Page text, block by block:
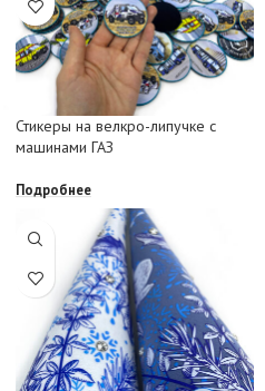
Стикеры на велкро-липучке с
машинами ГАЗ
Подробнее